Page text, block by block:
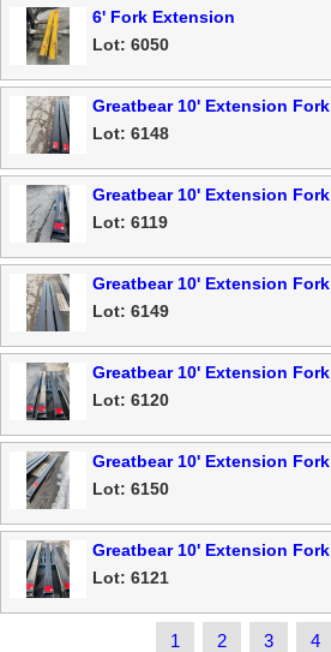
6' Fork Extension
Lot: 6050
Greatbear 10' Extension Fork
Lot: 6148
Greatbear 10' Extension Fork
Lot: 6119
Greatbear 10' Extension Fork
Lot: 6149
Greatbear 10' Extension Fork
Lot: 6120
Greatbear 10' Extension Fork
Lot: 6150
Greatbear 10' Extension Fork
Lot: 6121
1 2 3 4